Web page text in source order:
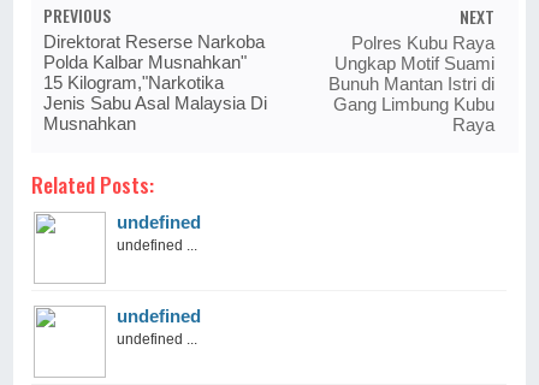
PREVIOUS
Direktorat Reserse Narkoba
Polda Kalbar Musnahkan"
15 Kilogram,"Narkotika
Jenis Sabu Asal Malaysia Di
Musnahkan
NEXT
Polres Kubu Raya
Ungkap Motif Suami
Bunuh Mantan Istri di
Gang Limbung Kubu
Raya
Related Posts:
undefined
undefined ...
undefined
undefined ...